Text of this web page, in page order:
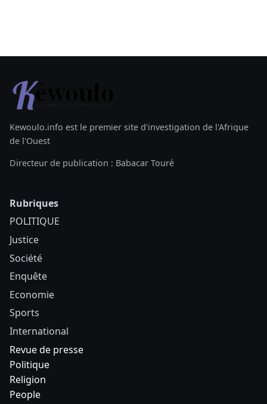
Kewoulo.info est le premier site d'investigation de l'Afrique
de l'Ouest
Directeur de publication : Babacar Touré
Rubriques
POLITIQUE
Justice
Société
Enquête
Economie
Sports
International
Revue de presse
Politique
Religion
People